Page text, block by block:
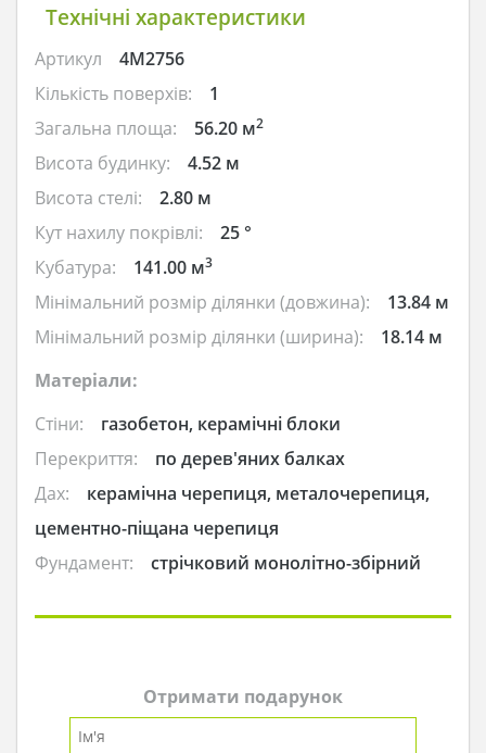
Технічні характеристики
Артикул
4M2756
Кількість поверхів:
1
Загальна площа:
56.20 м2
Висота будинку:
4.52 м
Висота стелі:
2.80 м
Кут нахилу покрівлі:
25 °
Кубатура:
141.00 м3
Мінімальний розмір ділянки (довжина):
13.84 м
Мінімальний розмір ділянки (ширина):
18.14 м
Матеріали:
Стіни:
газобетон, керамічні блоки
Перекриття:
по дерев'яних балках
Дах:
керамічна черепиця, металочерепиця,
цементно-піщана черепиця
Фундамент:
стрічковий монолітно-збірний
Отримати подарунок